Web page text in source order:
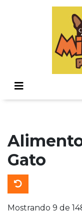
Gato
Mostrando 9 de